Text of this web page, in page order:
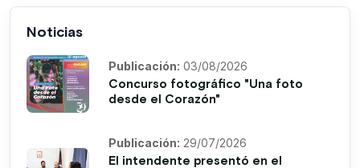
Noticias
Publicación: 03/08/2026
Concurso fotográfico "Una foto
desde el Corazón"
Publicación: 29/07/2026
El intendente presentó en el